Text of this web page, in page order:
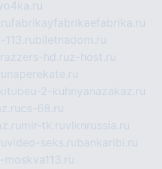
fabrikayfabrikaefabrika.ru
biletnadom.ru
hd.ruz-host.ru
naperekate.ru
kitubeu-2-kuhnyanazakaz.ru
cs-68.ru
mir-tk.ruvlknrussia.ru
video-seks.rubankaribi.ru